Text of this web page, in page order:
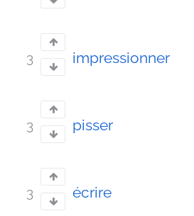
3 impressionner
3 pisser
3 écrire